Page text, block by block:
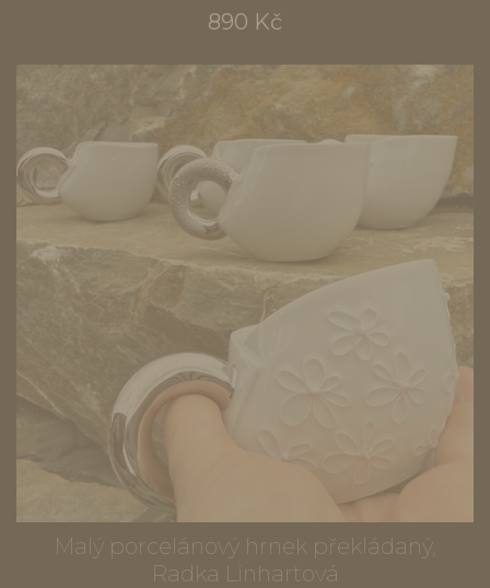
890 Kč
Malý porcelánový hrnek překládaný,
Radka Linhartová